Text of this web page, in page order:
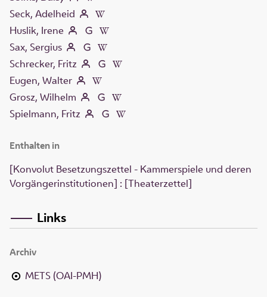
Enthalten in
[Konvolut Besetzungszettel - Kammerspiele und deren
Vorgängerinstitutionen] : [Theaterzettel]
Seck, Adelheid
Huslik, Irene
Sax, Sergius
Schrecker, Fritz
Eugen, Walter
Grosz, Wilhelm
Spielmann, Fritz
Links
Archiv
METS (OAI-PMH)